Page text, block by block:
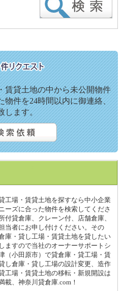
賃貸土地の中から未公開物件
件を24時間以内に御連絡、
します。
工場・賃貸土地を探すなら中小企業
ーズに合った物件を検索してくださ
付貸倉庫、クレーン付、店舗倉庫、
当者にお申し付けください。その
庫・貸し工場・賃貸土地を貸したい
ますので当社のオーナーサポートシ
（小田原市）で貸倉庫・貸工場・賃
し倉庫・貸し工場の設計変更、造作
工場・賃貸土地の移転・新規開設は
載、神奈川貸倉庫.com！